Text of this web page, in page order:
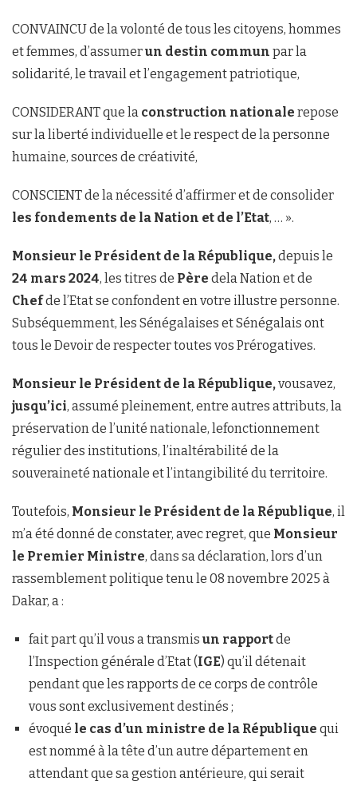
CONVAINCU de la volonté de tous les citoyens, hommes
et femmes, d’assumerun destin commun par la
solidarité, le travail et l’engagement patriotique,
CONSIDERANT que la construction nationale repose
sur la liberté individuelle et le respect de la personne
humaine, sources de créativité,
CONSCIENT de la nécessité d’affirmer et de consolider
les fondements de la Nation et de l’Etat, … ».
Monsieur le Président de la République,depuis le
24 mars 2024, les titres de Père dela Nation et de
Chefde l’Etat se confondent en votre illustre personne.
Subséquemment, les Sénégalaises et Sénégalais ont
tous le Devoir de respecter toutes vos Prérogatives.
Monsieur le Président de la République,vousavez,
jusqu’ici, assumé pleinement, entre autres attributs, la
préservation de l’unité nationale, lefonctionnement
régulier des institutions, l’inaltérabilité de la
souveraineté nationale et l’intangibilité du territoire.
Toutefois, Monsieur le Président de la République, il
m’a été donné de constater, avec regret, que Monsieur
le Premier Ministre, dans sa déclaration, lors d’un
rassemblement politique tenu le 08 novembre 2025 à
Dakar, a :
fait part qu’il vous a transmis un rapportde
l’Inspection générale d’Etat (IGE) qu’il détenait
pendant que les rapports de ce corps de contrôle
vous sont exclusivement destinés ;
évoqué le cas d’un ministre de la République qui
est nommé à la tête d’un autre département en
attendant que sa gestion antérieure, qui serait